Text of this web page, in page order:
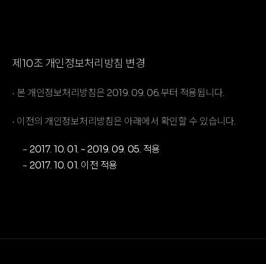
제10조 개인정보처리방침 변경
본 개인정보처리방침은 2019. 09. 06.부터 적용됩니다.
이전의 개인정보처리방침은 아래에서 확인할 수 있습니다.
2017. 10. 01. ~ 2019. 09. 05. 적용
2017. 10. 01. 이전 적용